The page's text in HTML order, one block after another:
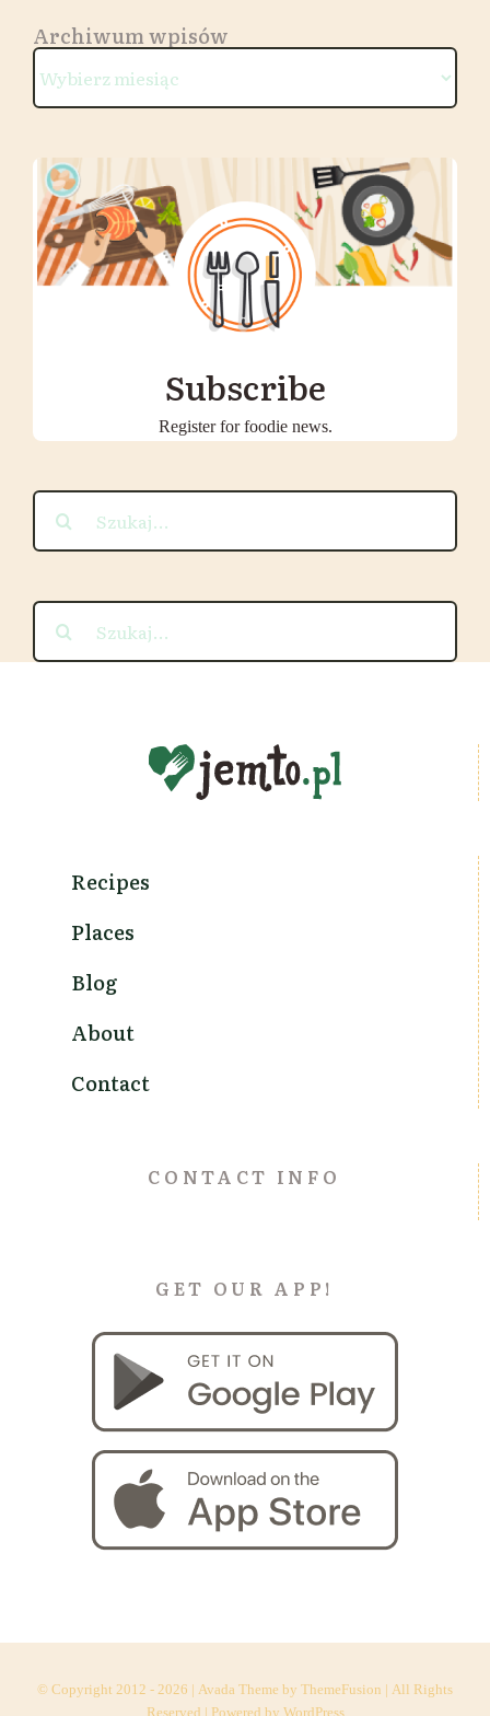
Archiwum wpisów
wpisów
Subscribe
Register for foodie news.
Recipes
Places
Blog
About
Contact
CONTACT INFO
GET OUR APP!
© Copyright 2012 - 2026 | Avada Theme by ThemeFusion | All Rights
Reserved | Powered by WordPress